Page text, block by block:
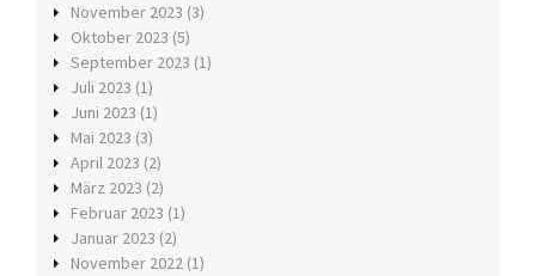
November 2023 (3)
Oktober 2023 (5)
September 2023 (1)
Juli 2023 (1)
Juni 2023 (1)
Mai 2023 (3)
April 2023 (2)
März 2023 (2)
Februar 2023 (1)
Januar 2023 (2)
November 2022 (1)